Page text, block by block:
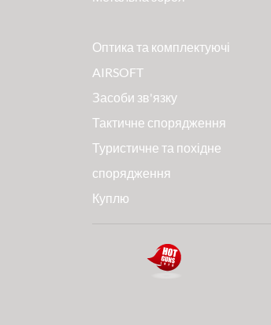
Оптика та комплектуючі
AIRSOFT
Засоби зв'язку
Тактичне спорядження
Туристичне та похідне
спорядження
Куплю